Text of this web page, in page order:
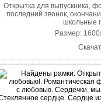
Открытка для выпускника,
последний звонок,
школьные
Размер: